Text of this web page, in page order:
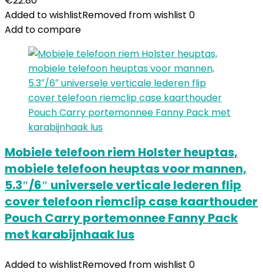
Added to wishlistRemoved from wishlist 0
Add to compare
Mobiele telefoon riem Holster heuptas,
mobiele telefoon heuptas voor mannen,
5.3″/6″ universele verticale lederen flip
cover telefoon riemclip case kaarthouder
Pouch Carry portemonnee Fanny Pack
met karabijnhaak lus
Added to wishlistRemoved from wishlist 0